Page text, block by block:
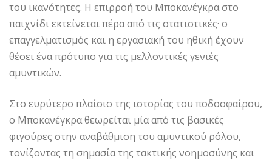
του ικανότητες. Η επιρροή του Μποκανέγκρα στο
παιχνίδι εκτείνεται πέρα από τις στατιστικές· ο
επαγγελματισμός και η εργασιακή του ηθική έχουν
θέσει ένα πρότυπο για τις μελλοντικές γενιές
αμυντικών.
Στο ευρύτερο πλαίσιο της ιστορίας του ποδοσφαίρου,
ο Μποκανέγκρα θεωρείται μία από τις βασικές
φιγούρες στην αναβάθμιση του αμυντικού ρόλου,
τονίζοντας τη σημασία της τακτικής νοημοσύνης και